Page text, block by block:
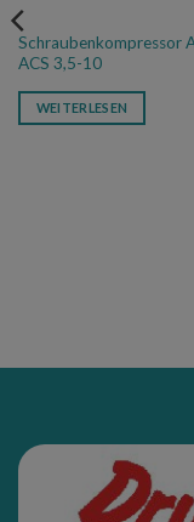
Schraubenkompressor
ACS 3,5-10
WEITERLESEN